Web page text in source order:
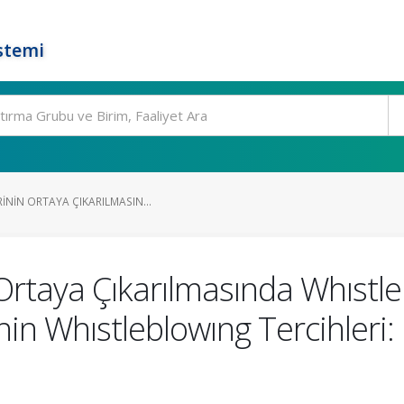
ORTAYA ÇIKARILMASIN...
Çıkarılmasında
Whıstleblowıng